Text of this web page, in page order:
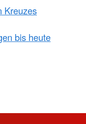
Kreuzes
bis heute